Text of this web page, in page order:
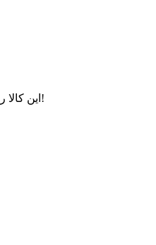
این کالا را با دوستان خود به اشتراک بگذارید!